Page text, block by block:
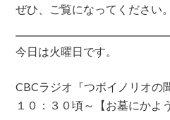
ぜひ、ご覧になってください。
今日は火曜日です。
CBCラジオ『つボイノリオの
１０：３０頃～【お墓にかよ